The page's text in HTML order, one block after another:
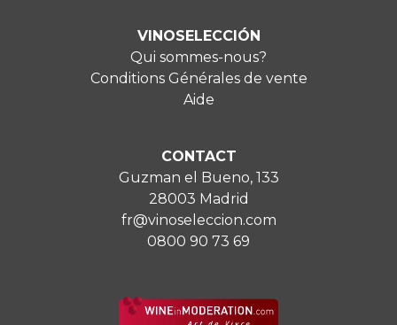
VINOSELECCIÓN
Qui sommes-nous?
Conditions Générales de vente
Aide
CONTACT
Guzman el Bueno, 133
28003 Madrid
fr@vinoseleccion.com
0800 90 73 69